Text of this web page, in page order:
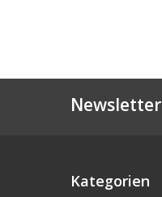
Newsletter
Kategorien